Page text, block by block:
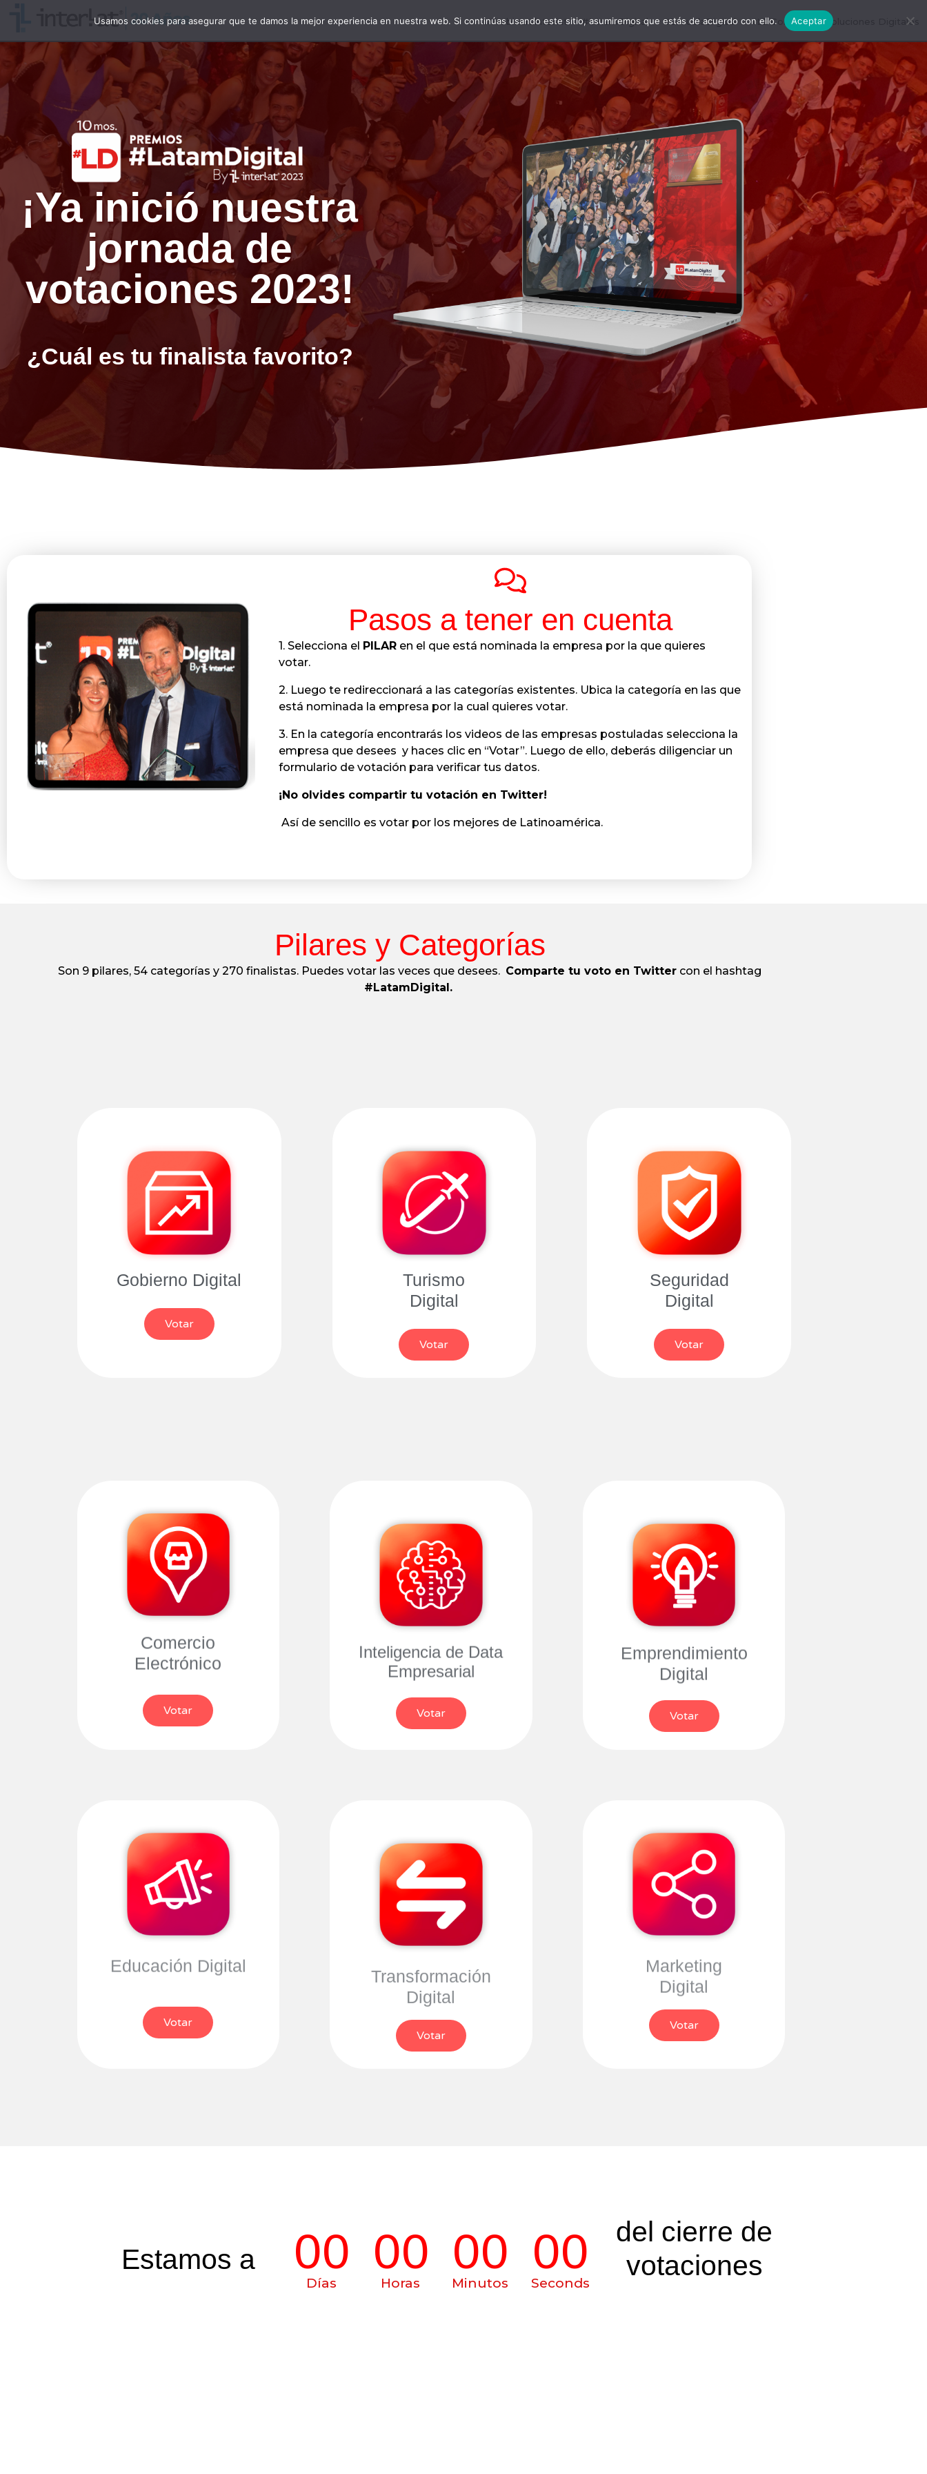
#WebinarsInterlat #LatamDigital #EscuelaDigital #LDConecta Soluciones Digitales
¡Ya inició nuestra
jornada de
votaciones 2023!
¿Cuál es tu finalista favorito?
Pasos a tener en cuenta
1. Selecciona el PILARen el que está nominada la empresa por la que quieres
votar.
2. Luego te redireccionará a las categorías existentes. Ubica la categoría en las que
está nominada la empresa por la cual quieres votar.
3. En la categoría encontrarás los videos de las empresas postuladas selecciona la
empresa que desees y haces clic en “Votar”. Luego de ello, deberás diligenciar un
formulario de votación para verificar tus datos.
¡No olvides compartir tu votación en Twitter!
Así de sencillo es votar por los mejores de Latinoamérica.
Pilares y Categorías
Son 9 pilares, 54 categorías y 270 finalistas. Puedes votar las veces que desees. Comparte tu voto en Twitter con el hashtag
#LatamDigital.
Gobierno Digital
Votar
Turismo
Digital
Votar
Seguridad
Digital
Votar
Comercio
Electrónico
Votar
Inteligencia de Data
Empresarial
Votar
Emprendimiento
Digital
Votar
Educación Digital
Votar
Transformación
Digital
Votar
Marketing
Digital
Votar
Estamos a 00
Días 00
Horas 00
Minutos 00
Seconds
del cierre de
votaciones
Usamos cookies para asegurar que te damos la mejor experiencia en nuestra web. Si continúas usando este sitio, asumiremos que estás de acuerdo con ello. Aceptar